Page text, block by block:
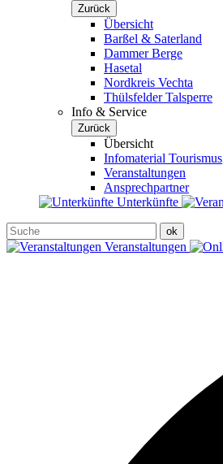
Zurück
Übersicht
Barßel & Saterland
Dammer Berge
Hasetal
Nordkreis Vechta
Thülsfelder Talsperre
Info & Service
Zurück
Übersicht
Infomaterial Tourismus
Veranstaltungen
Ansprechpartner
Unterkünfte
Veranstaltungen